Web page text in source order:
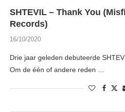
SHTEVIL – Thank You
Records)
16/10/2020
Drie jaar geleden debuteerde
Om de één of andere reden …